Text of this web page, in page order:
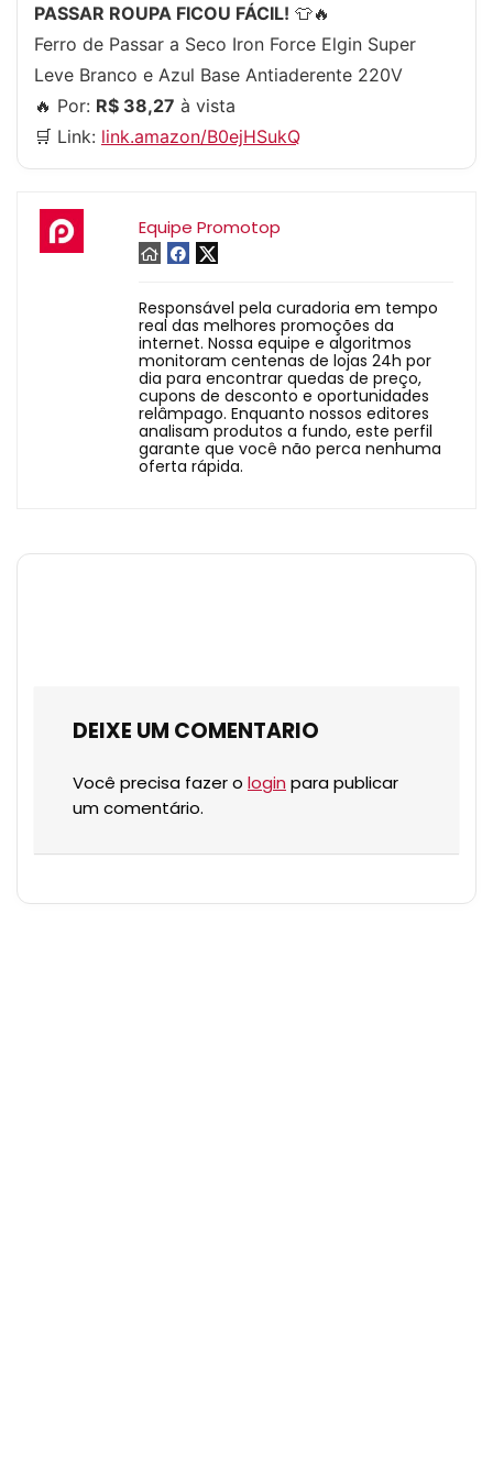
PASSAR ROUPA FICOU FÁCIL! 👕🔥
Ferro de Passar a Seco Iron Force Elgin Super
Leve Branco e Azul Base Antiaderente 220V
🔥 Por: R$ 38,27 à vista
🛒 Link: link.amazon/B0ejHSukQ
Equipe Promotop
Responsável pela curadoria em tempo
real das melhores promoções da
internet. Nossa equipe e algoritmos
monitoram centenas de lojas 24h por
dia para encontrar quedas de preço,
cupons de desconto e oportunidades
relâmpago. Enquanto nossos editores
analisam produtos a fundo, este perfil
garante que você não perca nenhuma
oferta rápida.
DEIXE UM COMENTARIO
Você precisa fazer o login para publicar
um comentário.